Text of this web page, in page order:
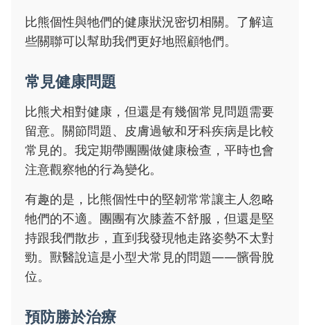
比熊個性與牠們的健康狀況密切相關。了解這
些關聯可以幫助我們更好地照顧牠們。
常見健康問題
比熊犬相對健康，但還是有幾個常見問題需要
留意。關節問題、皮膚過敏和牙科疾病是比較
常見的。我定期帶團團做健康檢查，平時也會
注意觀察牠的行為變化。
有趣的是，比熊個性中的堅韌常常讓主人忽略
牠們的不適。團團有次膝蓋不舒服，但還是堅
持跟我們散步，直到我發現牠走路姿勢不太對
勁。獸醫說這是小型犬常見的問題——髕骨脫
位。
預防勝於治療